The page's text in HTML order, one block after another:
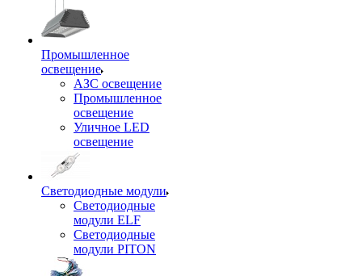
Промышленное
освещение
АЗС освещение
Промышленное
освещение
Уличное LED
освещение
Светодиодные модули
Светодиодные
модули ELF
Светодиодные
модули PITON